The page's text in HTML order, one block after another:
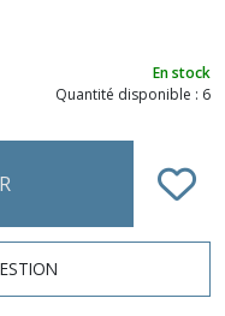
En stock
Quantité disponible : 6